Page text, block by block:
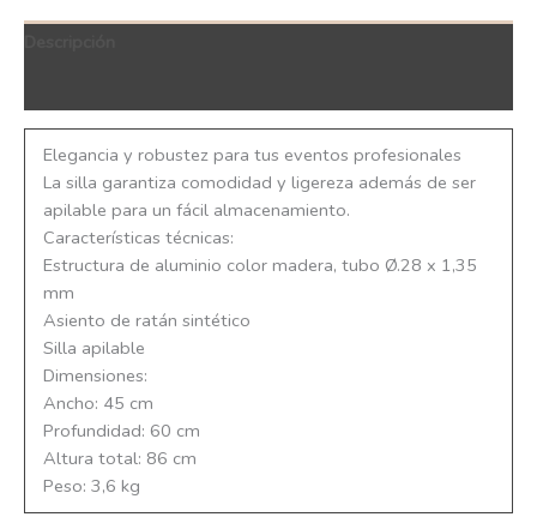
Elegancia y robustez para tus eventos profesionales
La silla garantiza comodidad y ligereza además de ser
apilable para un fácil almacenamiento.
Características técnicas:
Estructura de aluminio color madera, tubo Ø.28 x 1,35
mm
Asiento de ratán sintético
Silla apilable
Dimensiones:
Ancho: 45 cm
Profundidad: 60 cm
Altura total: 86 cm
Peso: 3,6 kg